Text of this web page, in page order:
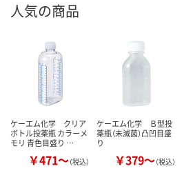
人気の商品
ケーエム化学 クリア
ボトル投薬瓶 カラーメ
モリ 青色目盛り …
￥471～（税込）
ケーエム化学 Ｂ型投
薬瓶（未滅菌）凸凹目盛
り
￥379～（税込）